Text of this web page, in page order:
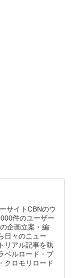
サイトCBNのウ
件のユーザー
企画立案・編
日々のニュー
リアル記事を執
ベルロード・ブ
クロモリロード